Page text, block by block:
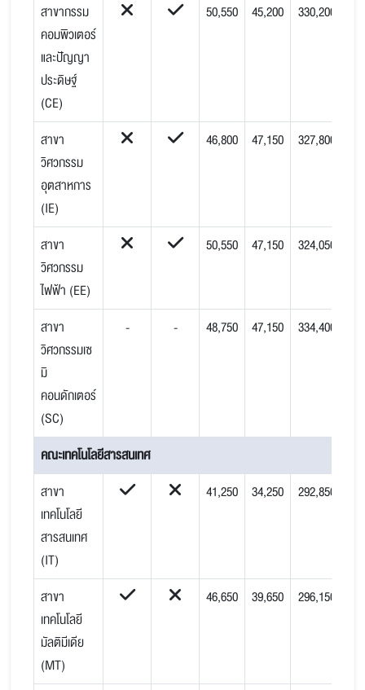
สาขากรรม
คอมพิวเตอร์
และปัญญา
ประดิษฐ์
(CE)
50,550 45,200 330,200
สาขา
วิศวกรรม
อุตสาหการ
(IE)
46,800 47,150 327,800
สาขา
วิศวกรรม
ไฟฟ้า (EE)
50,550 47,150 324,050
สาขา
วิศวกรรมเซ
มิ
คอนดักเตอร์
(SC)
- - 48,750 47,150 334,400
คณะเทคโนโลยีสารสนเทศ
สาขา
เทคโนโลยี
สารสนเทศ
(IT)
41,250 34,250 292,850
สาขา
เทคโนโลยี
มัลติมีเดีย
(MT)
46,650 39,650 296,150